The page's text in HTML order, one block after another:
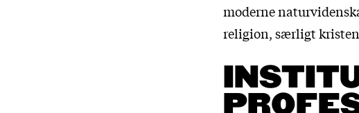
moderne
religion, særligt